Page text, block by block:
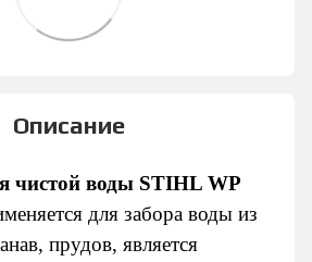
Описание
чистой воды STIHL WP
для забора воды из
прудов, является